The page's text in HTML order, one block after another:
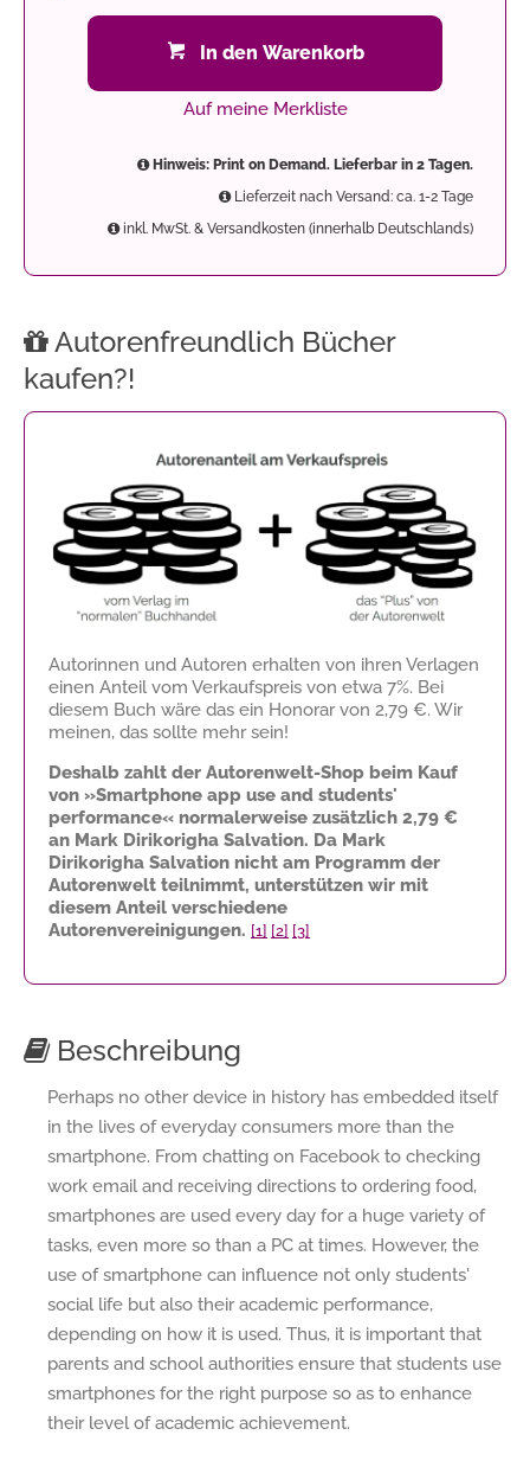
In den Warenkorb
Auf meine Merkliste
Hinweis: Print on Demand. Lieferbar in 2 Tagen.
Lieferzeit nach Versand: ca. 1-2 Tage
inkl. MwSt. & Versandkosten (innerhalb Deutschlands)
Autorenfreundlich Bücher
kaufen?!
Autorinnen und Autoren erhalten von ihren Verlagen
einen Anteil vom Verkaufspreis von etwa 7%. Bei
diesem Buch wäre das ein Honorar von 2,79 €. Wir
meinen, das sollte mehr sein!
Deshalb zahlt der Autorenwelt-Shop beim Kauf
von »Smartphone app use and students'
performance« normalerweise zusätzlich 2,79 €
an Mark Dirikorigha Salvation. Da Mark
Dirikorigha Salvation nicht am Programm der
Autorenwelt teilnimmt, unterstützen wir mit
diesem Anteil verschiedene
Autorenvereinigungen. [1] [2] [3]
Beschreibung
Perhaps no other device in history has embedded itself
in the lives of everyday consumers more than the
smartphone. From chatting on Facebook to checking
work email and receiving directions to ordering food,
smartphones are used every day for a huge variety of
tasks, even more so than a PC at times. However, the
use of smartphone can influence not only students'
social life but also their academic performance,
depending on how it is used. Thus, it is important that
parents and school authorities ensure that students use
smartphones for the right purpose so as to enhance
their level of academic achievement.